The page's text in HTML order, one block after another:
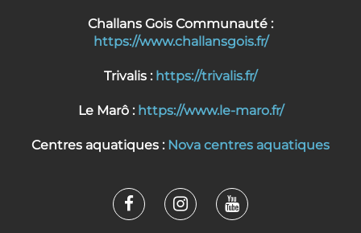
Challans Gois Communauté :
https://www.challansgois.fr/
Trivalis : https://trivalis.fr/
Le Marô : https://www.le-maro.fr/
Centres aquatiques : Nova centres aquatiques
Lien
Lien
Lien